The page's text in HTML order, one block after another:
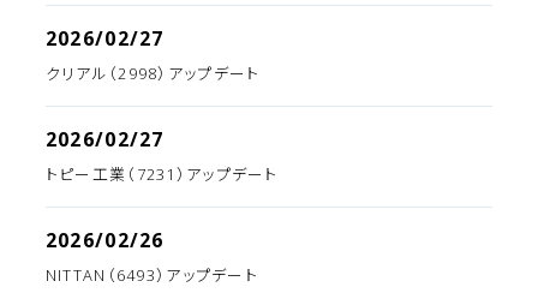
2026/02/27
クリアル（2998）アップデート
2026/02/27
トピー工業（7231）アップデート
2026/02/26
NITTAN（6493）アップデート